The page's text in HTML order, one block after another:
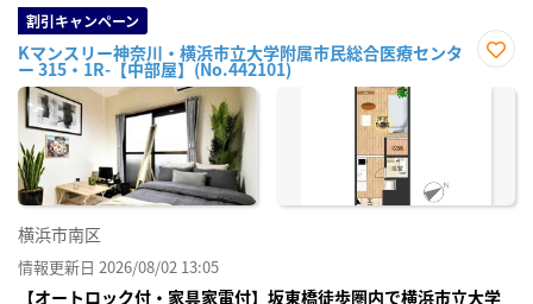
割引キャンペーン
Kマンスリー神奈川・横浜市立大学附属市民総合医療センタ
ー 315・1R-【中部屋】(No.442101)
に入
横浜市南区
情報更新日 2026/08/02 13:05
【オートロック付・家具家電付】坂東橋徒歩圏内で横浜市立大学